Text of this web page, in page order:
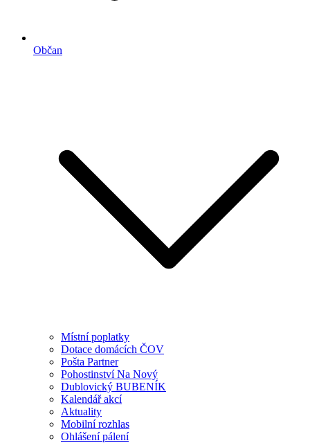
Občan
Místní poplatky
Dotace domácích ČOV
Pošta Partner
Pohostinství Na Nový
Dublovický BUBENÍK
Kalendář akcí
Aktuality
Mobilní rozhlas
Ohlášení pálení